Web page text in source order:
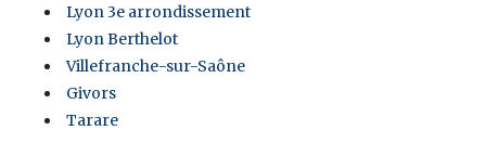
Lyon 3e arrondissement
Lyon Berthelot
Villefranche-sur-Saône
Givors
Tarare